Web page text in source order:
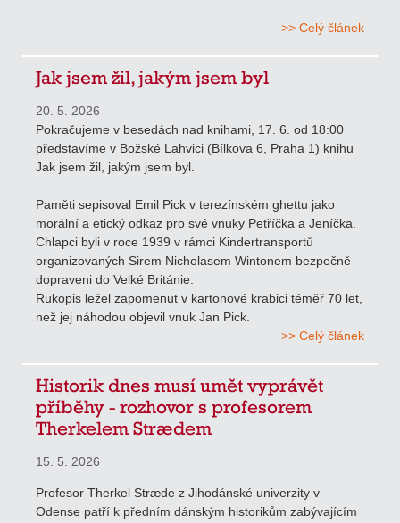
>> Celý článek
Jak jsem žil, jakým jsem byl
20. 5. 2026
Pokračujeme v besedách nad knihami, 17. 6. od 18:00
představíme v Božské Lahvici (Bílkova 6, Praha 1) knihu
Jak jsem žil, jakým jsem byl.
Paměti sepisoval Emil Pick v terezínském ghettu jako
morální a etický odkaz pro své vnuky Petříčka a Jeníčka.
Chlapci byli v roce 1939 v rámci Kindertransportů
organizovaných Sirem Nicholasem Wintonem bezpečně
dopraveni do Velké Británie.
Rukopis ležel zapomenut v kartonové krabici téměř 70 let,
než jej náhodou objevil vnuk Jan Pick.
>> Celý článek
Historik dnes musí umět vyprávět
příběhy - rozhovor s profesorem
Therkelem Strædem
15. 5. 2026
Profesor Therkel Stræde z Jihodánské univerzity v
Odense patří k předním dánským historikům zabývajícím